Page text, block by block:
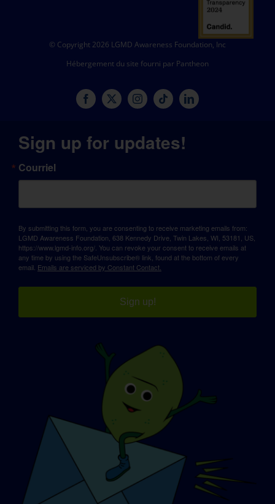
© Copyright 2026 LGMD Awareness Foundation, Inc
Hébergement du site fourni par Pantheon
Sign up for updates!
Courriel
By submitting this form, you are consenting to receive marketing emails from:
LGMD Awareness Foundation, 638 Kennedy Drive, Twin Lakes, WI, 53181, US,
https://www.lgmd-info.org/. You can revoke your consent to receive emails at
any time by using the SafeUnsubscribe® link, found at the bottom of every
email. Emails are serviced by Constant Contact.
Sign up!